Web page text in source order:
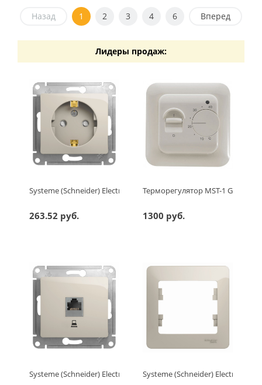
Назад 1 2 3 4 6 Вперед
Лидеры продаж:
Systeme (Schneider) Electric GLOSSA РОЗЕТКА с
263.52 руб.
Терморегулятор MST-1 Grand
1300 руб.
Systeme (Schneider) Electric GLOSSA РОЗЕТКА компьютерная
Systeme (Schneider) Electric